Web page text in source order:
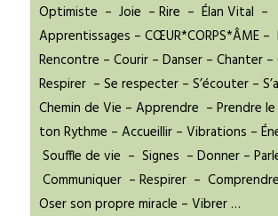
Optimiste – Joie – Rire – Élan Vital –
Apprentissages – CŒUR*CORPS*ÂME –
Rencontre – Courir – Danser – Chanter –
Respirer – Se respecter – S’écouter –
Chemin de Vie – Apprendre – Prendre
ton Rythme – Accueillir – Vibrations –
Souffle de vie – Signes – Donner –
Communiquer – Respirer –
Oser son propre miracle – Vibrer …